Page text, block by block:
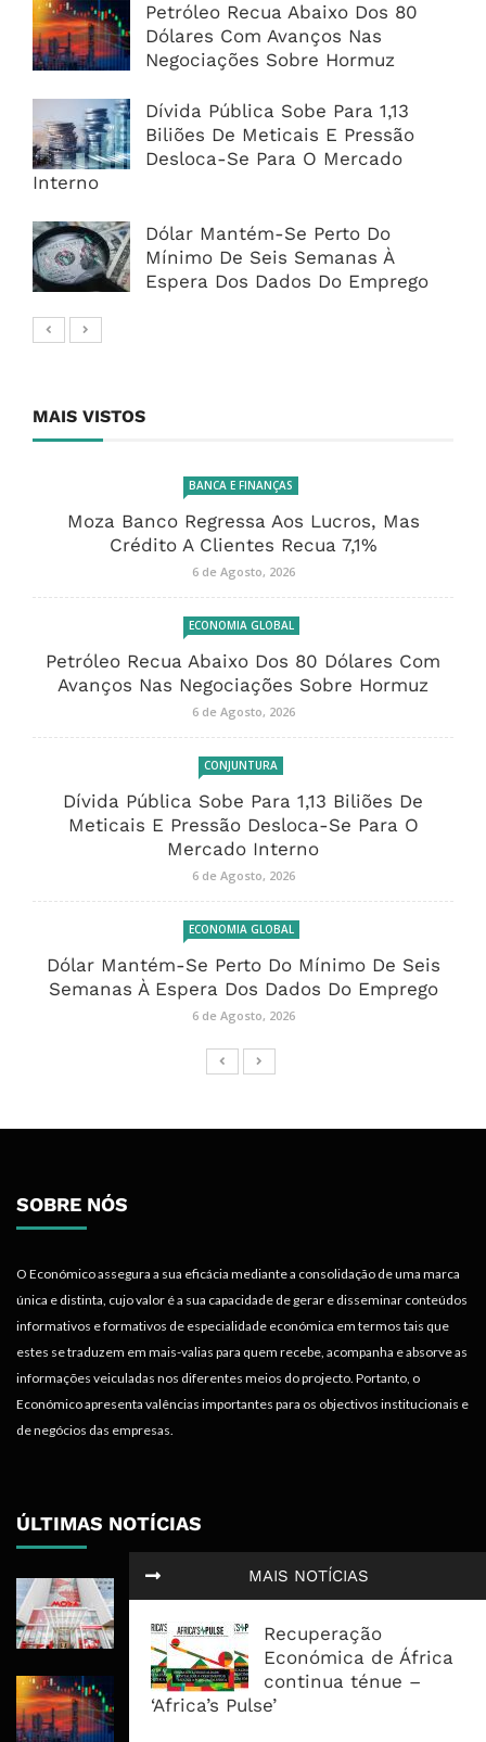
MAIS NOTÍCIAS
Recuperação
Económica de África
continua ténue –
‘Africa’s Pulse’
Petróleo Recua Abaixo Dos 80
Dólares Com Avanços Nas
Negociações Sobre Hormuz
Dívida Pública Sobe Para 1,13
Biliões De Meticais E Pressão
Desloca-Se Para O Mercado
Interno
Dólar Mantém-Se Perto Do
Mínimo De Seis Semanas À
Espera Dos Dados Do Emprego
MAIS VISTOS
BANCA E FINANÇAS
Moza Banco Regressa Aos Lucros, Mas
Crédito A Clientes Recua 7,1%
6 de Agosto, 2026
ECONOMIA GLOBAL
Petróleo Recua Abaixo Dos 80 Dólares Com
Avanços Nas Negociações Sobre Hormuz
6 de Agosto, 2026
CONJUNTURA
Dívida Pública Sobe Para 1,13 Biliões De
Meticais E Pressão Desloca-Se Para O
Mercado Interno
6 de Agosto, 2026
ECONOMIA GLOBAL
Dólar Mantém-Se Perto Do Mínimo De Seis
Semanas À Espera Dos Dados Do Emprego
6 de Agosto, 2026
SOBRE NÓS
O Económico assegura a sua eficácia mediante a consolidação de uma marca
única e distinta, cujo valor é a sua capacidade de gerar e disseminar conteúdos
informativos e formativos de especialidade económica em termos tais que
estes se traduzem em mais-valias para quem recebe, acompanha e absorve as
informações veiculadas nos diferentes meios do projecto. Portanto, o
Económico apresenta valências importantes para os objectivos institucionais e
de negócios das empresas.
ÚLTIMAS NOTÍCIAS
Petróleo Recua Abaixo Dos 80
Dólares Com Avanços Nas